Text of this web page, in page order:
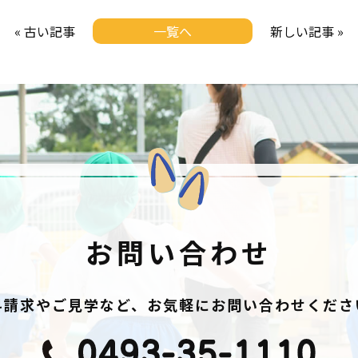
« 古い記事 一覧へ 新しい記事 »
お問い合わせ
求やご見学など、お気軽にお問い合わせくだ